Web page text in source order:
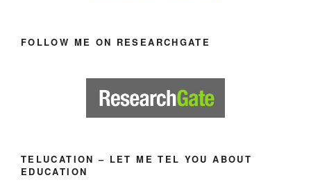
FOLLOW ME ON RESEARCHGATE
TELUCATION – LET ME TEL YOU ABOUT
EDUCATION